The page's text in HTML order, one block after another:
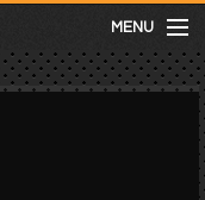
MENU